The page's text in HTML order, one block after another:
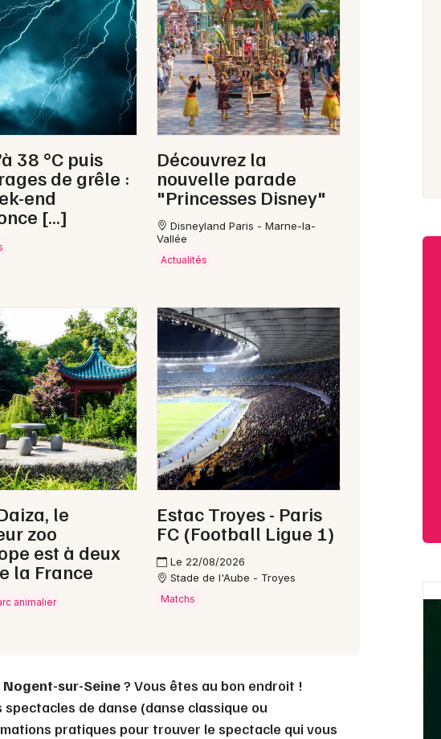
Newsletter des sorties
Artistes en tournée
Actus à Nogent-sur-Seine
Magazine à Nogent-sur-Seine
10 - Aube
Choisir mes départements
Mon email
Je m'abonne
38 °C puis
de grêle :
end
[…]
Découvrez la
nouvelle parade
"Princesses Disney"
Disneyland Paris - Marne-la-
Vallée
Actualités
le
zoo
est à deux
la France
animalier
Estac Troyes - Paris
FC (Football Ligue 1)
Le 22/08/2026
Stade de l'Aube - Troyes
Matchs
Nogent-sur-Seine? Vous êtes au bon endroit !
de danse (danse classique ou
pratiques pour trouver le spectacle qui vous